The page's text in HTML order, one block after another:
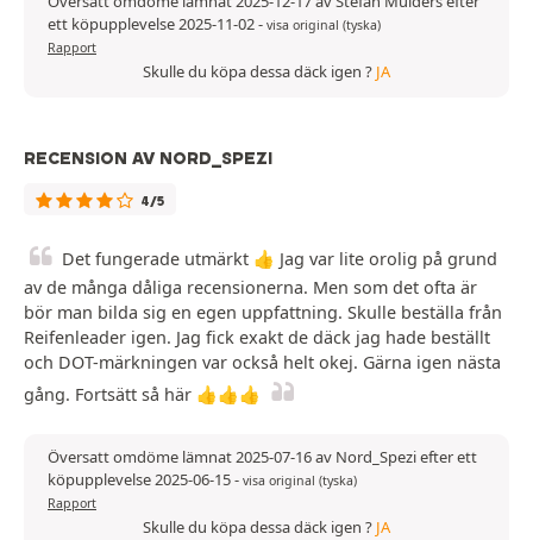
ett köpupplevelse 2025-11-02- visa original (tyska)
Rapport
Skulle du köpa dessa däck igen ? JA
RECENSION AV NORD_SPEZI
4/5
Det fungerade utmärkt 👍 Jag var lite orolig på grund
av de många dåliga recensionerna. Men som det ofta är
bör man bilda sig en egen uppfattning. Skulle beställa från
Reifenleader igen. Jag fick exakt de däck jag hade beställt
och DOT-märkningen var också helt okej. Gärna igen nästa
gång. Fortsätt så här 👍👍👍
Översatt omdöme lämnat 2025-07-16 av Nord_Spezi efter ett
köpupplevelse 2025-06-15- visa original (tyska)
Rapport
Skulle du köpa dessa däck igen ? JA